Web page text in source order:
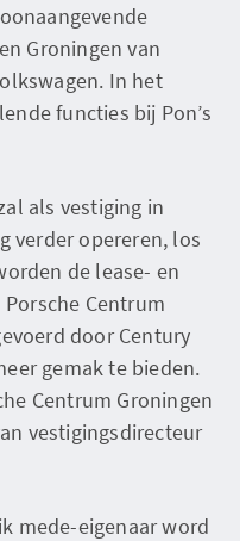
Groningen van
In het
functies bij Pon’s
als vestiging in
verder opereren, los
de lease- en
Centrum
door Century
gemak te bieden.
Centrum Groningen
vestigingsdirecteur
mede-eigenaar word